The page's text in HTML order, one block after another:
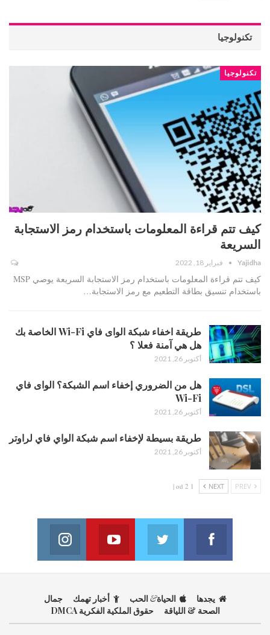
تكنولوجيا
تكنولوجيا
كيف تتم قراءة المعلومات باستخدام رمز الاستجابة
السريعة
Yajidha فبراير 18, 2022
كيف تتم قراءة المعلومات باستخدام رمز الاستجابة السريعة يوصي MSP
باستخدام تنسيق بطاقة التطعيم مع رمز الاستجابة…
طريقة اخفاء شبكة الواى فاي Wi-Fi الخاصة بك
هل هي آمنة فعلا ؟
أكتوبر 26, 2021
هل من الضروري إخفاء اسم الشبكة؟ الواى فاي
Wi-Fi
أكتوبر 26, 2021
طريقة بسيطة لإخفاء اسم شبكة الواي فاي لراوتر
أكتوبر 26, 2021
NEXT
1 od 2 |
Facebook
Join us on Facebook
Twitter
Join us on Twitter
Youtube
Join us on Youtube
يجدها الحياة& الحب أخبار تهمك
جمال
الصحة & اللياقة
حقوق الملكية الفكرية DMCA